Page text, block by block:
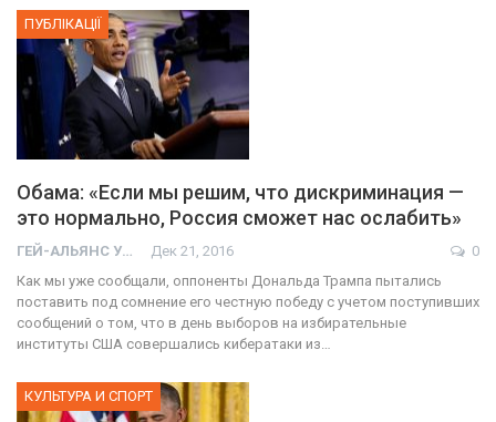
ПУБЛІКАЦІЇ
Обама: «Если мы решим, что дискриминация —
это нормально, Россия сможет нас ослабить»
ГЕЙ-АЛЬЯНС УКРАИНА Дек 21, 2016
0
Как мы уже сообщали, оппоненты Дональда Трампа пытались
поставить под сомнение его честную победу с учетом поступивших
сообщений о том, что в день выборов на избирательные
институты США совершались кибератаки из…
КУЛЬТУРА И СПОРТ